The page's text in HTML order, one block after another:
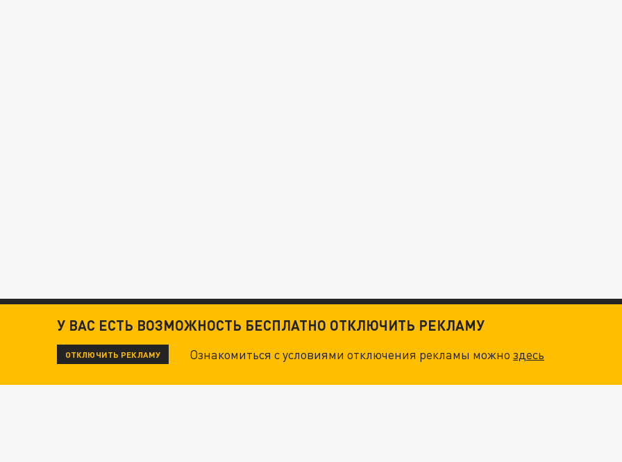
У ВАС ЕСТЬ ВОЗМОЖНОСТЬ БЕСПЛАТНО ОТКЛЮЧИТЬ РЕКЛАМУ
ОТКЛЮЧИТЬ РЕКЛАМУ Ознакомиться с условиями отключения рекламы можноздесь